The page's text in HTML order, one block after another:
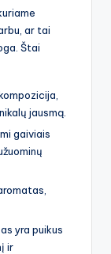
ar tai
Štai
jausmą.
gaiviais
yra puikus
ir